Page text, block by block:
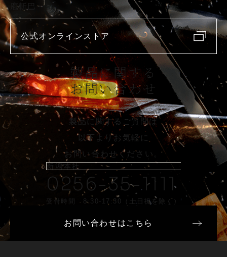
庖斬巴
公式オンラインストア
製品に関する
お問い合わせ
製品に関するご質問は
以下よりお気軽に
お問い合わせください。
新潟本社
0256-35-1111
受付時間 8:30-17:30（土日祝を除く）
お問い合わせはこちら